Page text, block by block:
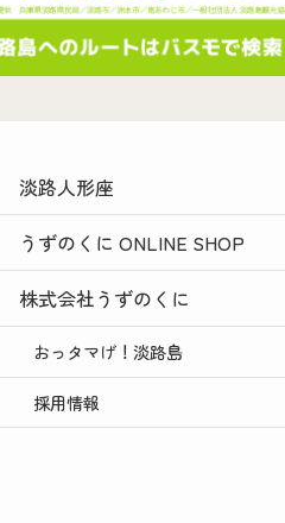
淡路人形座
うずのくに ONLINE SHOP
株式会社うずのくに
おっタマげ！淡路島
採用情報